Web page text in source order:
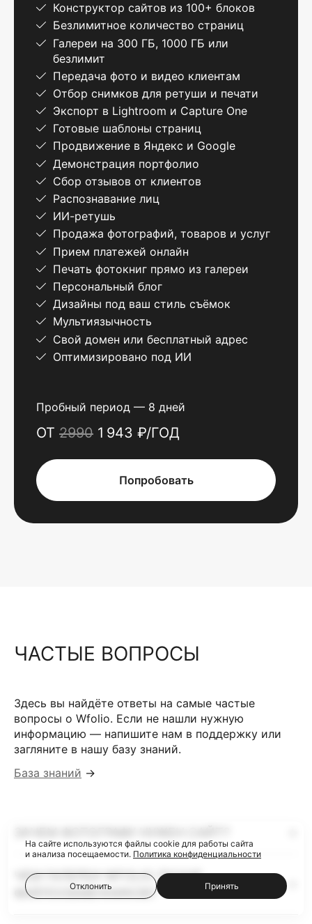
Конструктор сайтов из 100+ блоков
Безлимитное количество страниц
Галереи на 300 ГБ, 1000 ГБ или
безлимит
Передача фото и видео клиентам
Отбор снимков для ретуши и печати
Экспорт в Lightroom и Capture One
Готовые шаблоны страниц
Продвижение в Яндекс и Google
Демонстрация портфолио
Сбор отзывов от клиентов
Распознавание лиц
ИИ-ретушь
Продажа фотографий, товаров и услуг
Прием платежей онлайн
Печать фотокниг прямо из галереи
Персональный блог
Дизайны под ваш стиль съёмок
Мультиязычность
Свой домен или бесплатный адрес
Оптимизировано под ИИ
Пробный период — 8 дней
ОТ 2990 1 943 ₽/ГОД
Попробовать
ЧАСТЫЕ ВОПРОСЫ
Здесь вы найдёте ответы на самые частые
вопросы о Wfolio. Если не нашли нужную
информацию — напишите нам в поддержку или
загляните в нашу базу знаний.
База знаний →
ЧЕМ ГАЛЕРЕИ WFOLIO ЛУЧШЕ
ФАЙЛООБМЕННИКОВ?
На сайте используются файлы cookie для работы сайта
и анализа посещаемости. Политика конфиденциальности
Отклонить Принять